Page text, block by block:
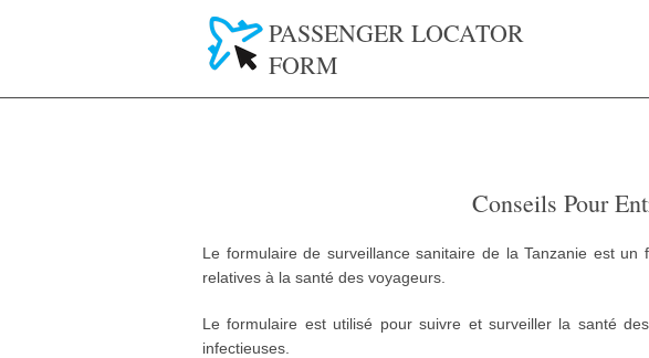
PASSENGER LOCATOR
FORM
Conseils Pour
Le formulaire de surveillance sanitaire de la Tanzanie est
relatives à la santé des voyageurs.
Le formulaire est utilisé pour suivre et surveiller la santé
infectieuses.